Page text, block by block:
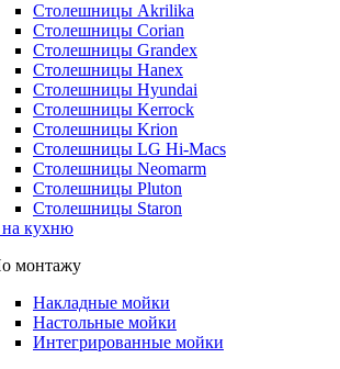
Столешницы Akrilika
Столешницы Corian
Столешницы Grandex
Столешницы Hanex
Столешницы Hyundai
Столешницы Kerrock
Столешницы Krion
Столешницы LG Hi-Macs
Столешницы Neomarm
Столешницы Pluton
Столешницы Staron
кухню
монтажу
Накладные мойки
Настольные мойки
Интегрированные мойки